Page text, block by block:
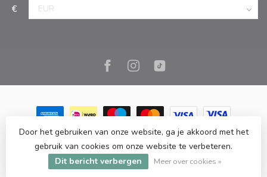
€
© Copyright 2026 Marc Cook & Home | Webshop | Fysieke
kookwinkel in Elst |- Powered byLightspeed-Lightspeed design
byDyvelopment
Door het gebruiken van onze website, ga je akkoord met het
gebruik van cookies om onze website te verbeteren.
Dit bericht verbergen
Meer over cookies »